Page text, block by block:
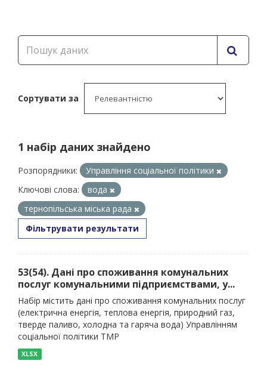
Сортувати за
1 набір даних знайдено
Розпорядники:
Управління соціальної політики
Ключові слова:
вода
тернопільська міська рада
Фільтрувати результати
53(54). Дані про споживання комунальних
послуг комунальними підприємствами, у...
Набір містить дані про споживання комунальних послуг
(електрична енергія, теплова енергія, природний газ,
тверде паливо, холодна та гаряча вода) Управлінням
соціальної політики ТМР
XLSX